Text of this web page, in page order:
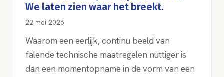
We laten zien waar het breekt.
22 mei 2026
Waarom een eerlijk, continu beeld van
falende technische maatregelen nuttiger is
dan een momentopname in de vorm van een